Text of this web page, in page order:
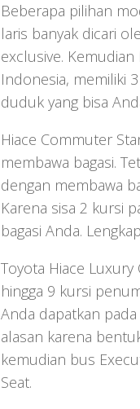
Beberapa pilihan
laris banyak dicari
exclusive.
Indonesia, memiliki
duduk yang bisa
Hiace Commuter
membawa bagasi.
dengan membawa
Karena sisa 2 kursi
bagasi Anda.
Toyota Hiace
hingga 9 kursi
Anda dapatkan
alasan karena
kemudian bus
Seat.